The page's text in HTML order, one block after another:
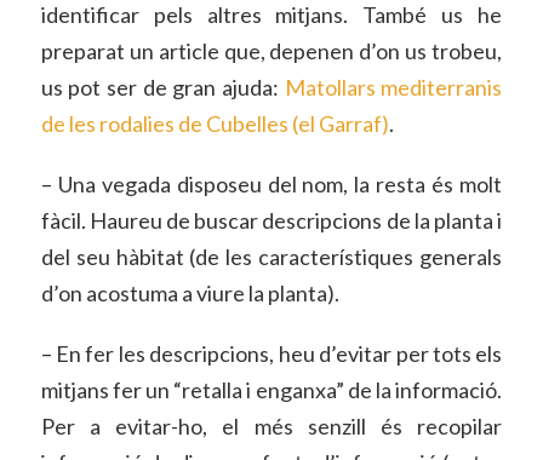
identificar pels altres mitjans. També us he
preparat un article que, depenen d’on us trobeu,
us pot ser de gran ajuda: Matollars mediterranis
de les rodalies de Cubelles (el Garraf).
– Una vegada disposeu del nom, la resta és molt
fàcil. Haureu de buscar descripcions de la planta i
del seu hàbitat (de les característiques generals
d’on acostuma a viure la planta).
– En fer les descripcions, heu d’evitar per tots els
mitjans fer un “retalla i enganxa” de la informació.
Per a evitar-ho, el més senzill és recopilar